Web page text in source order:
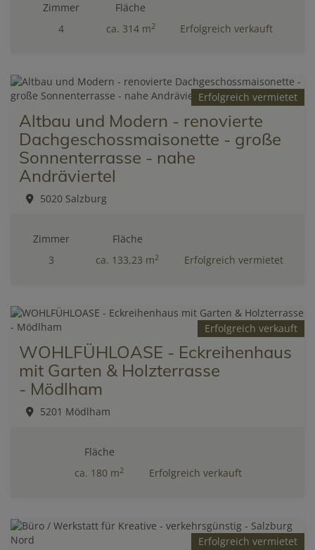
Zimmer
4
Fläche
ca. 314 m2 Erfolgreich verkauft
Erfolgreich vermietet
Altbau und Modern - renovierte
Dachgeschossmaisonette - große
Sonnenterrasse - nahe
Andräviertel
5020 Salzburg
Zimmer
3
Fläche
ca. 133,23 m2 Erfolgreich vermietet
Erfolgreich verkauft
WOHLFÜHLOASE - Eckreihenhaus
mit Garten & Holzterrasse
- Mödlham
5201 Mödlham
Fläche
ca. 180 m2 Erfolgreich verkauft
Erfolgreich vermietet